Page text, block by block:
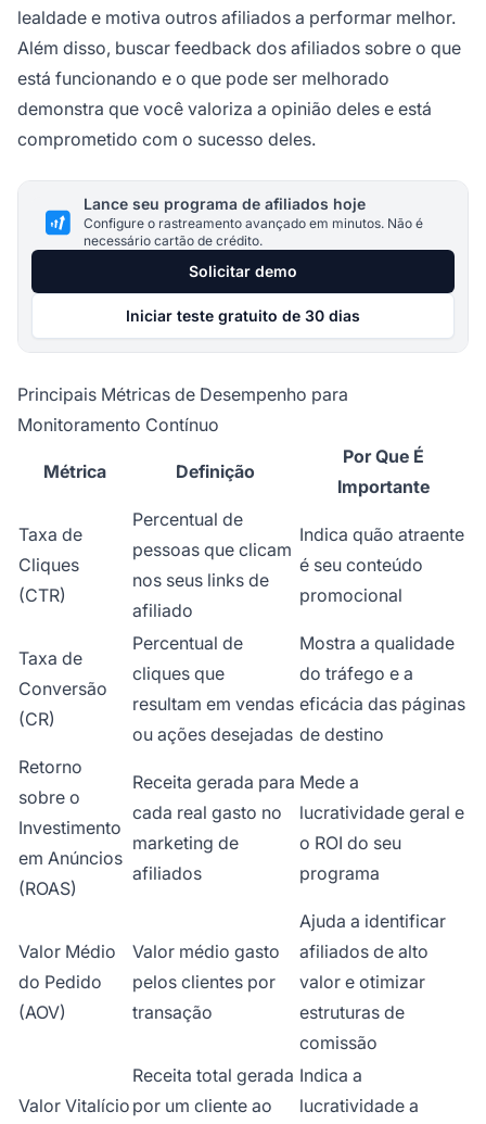
lealdade e motiva outros afiliados a performar melhor.
Além disso, buscar feedback dos afiliados sobre o que
está funcionando e o que pode ser melhorado
demonstra que você valoriza a opinião deles e está
comprometido com o sucesso deles.
Lance seu programa de afiliados hoje
Configure o rastreamento avançado em minutos. Não é
necessário cartão de crédito.
Solicitar demo
Iniciar teste gratuito de 30 dias
Principais Métricas de Desempenho para
Monitoramento Contínuo
Métrica Definição
Por Que É
Importante
Taxa de
Cliques
(CTR)
Percentual de
pessoas que clicam
nos seus links de
afiliado
Indica quão atraente
é seu conteúdo
promocional
Taxa de
Conversão
(CR)
Percentual de
cliques que
resultam em vendas
ou ações desejadas
Mostra a qualidade
do tráfego e a
eficácia das páginas
de destino
Retorno
sobre o
Investimento
em Anúncios
(ROAS)
Receita gerada para
cada real gasto no
marketing de
afiliados
Mede a
lucratividade geral e
o ROI do seu
programa
Valor Médio
do Pedido
(AOV)
Valor médio gasto
pelos clientes por
transação
Ajuda a identificar
afiliados de alto
valor e otimizar
estruturas de
comissão
Valor Vitalício
Receita total gerada
por um cliente ao
Indica a
lucratividade a